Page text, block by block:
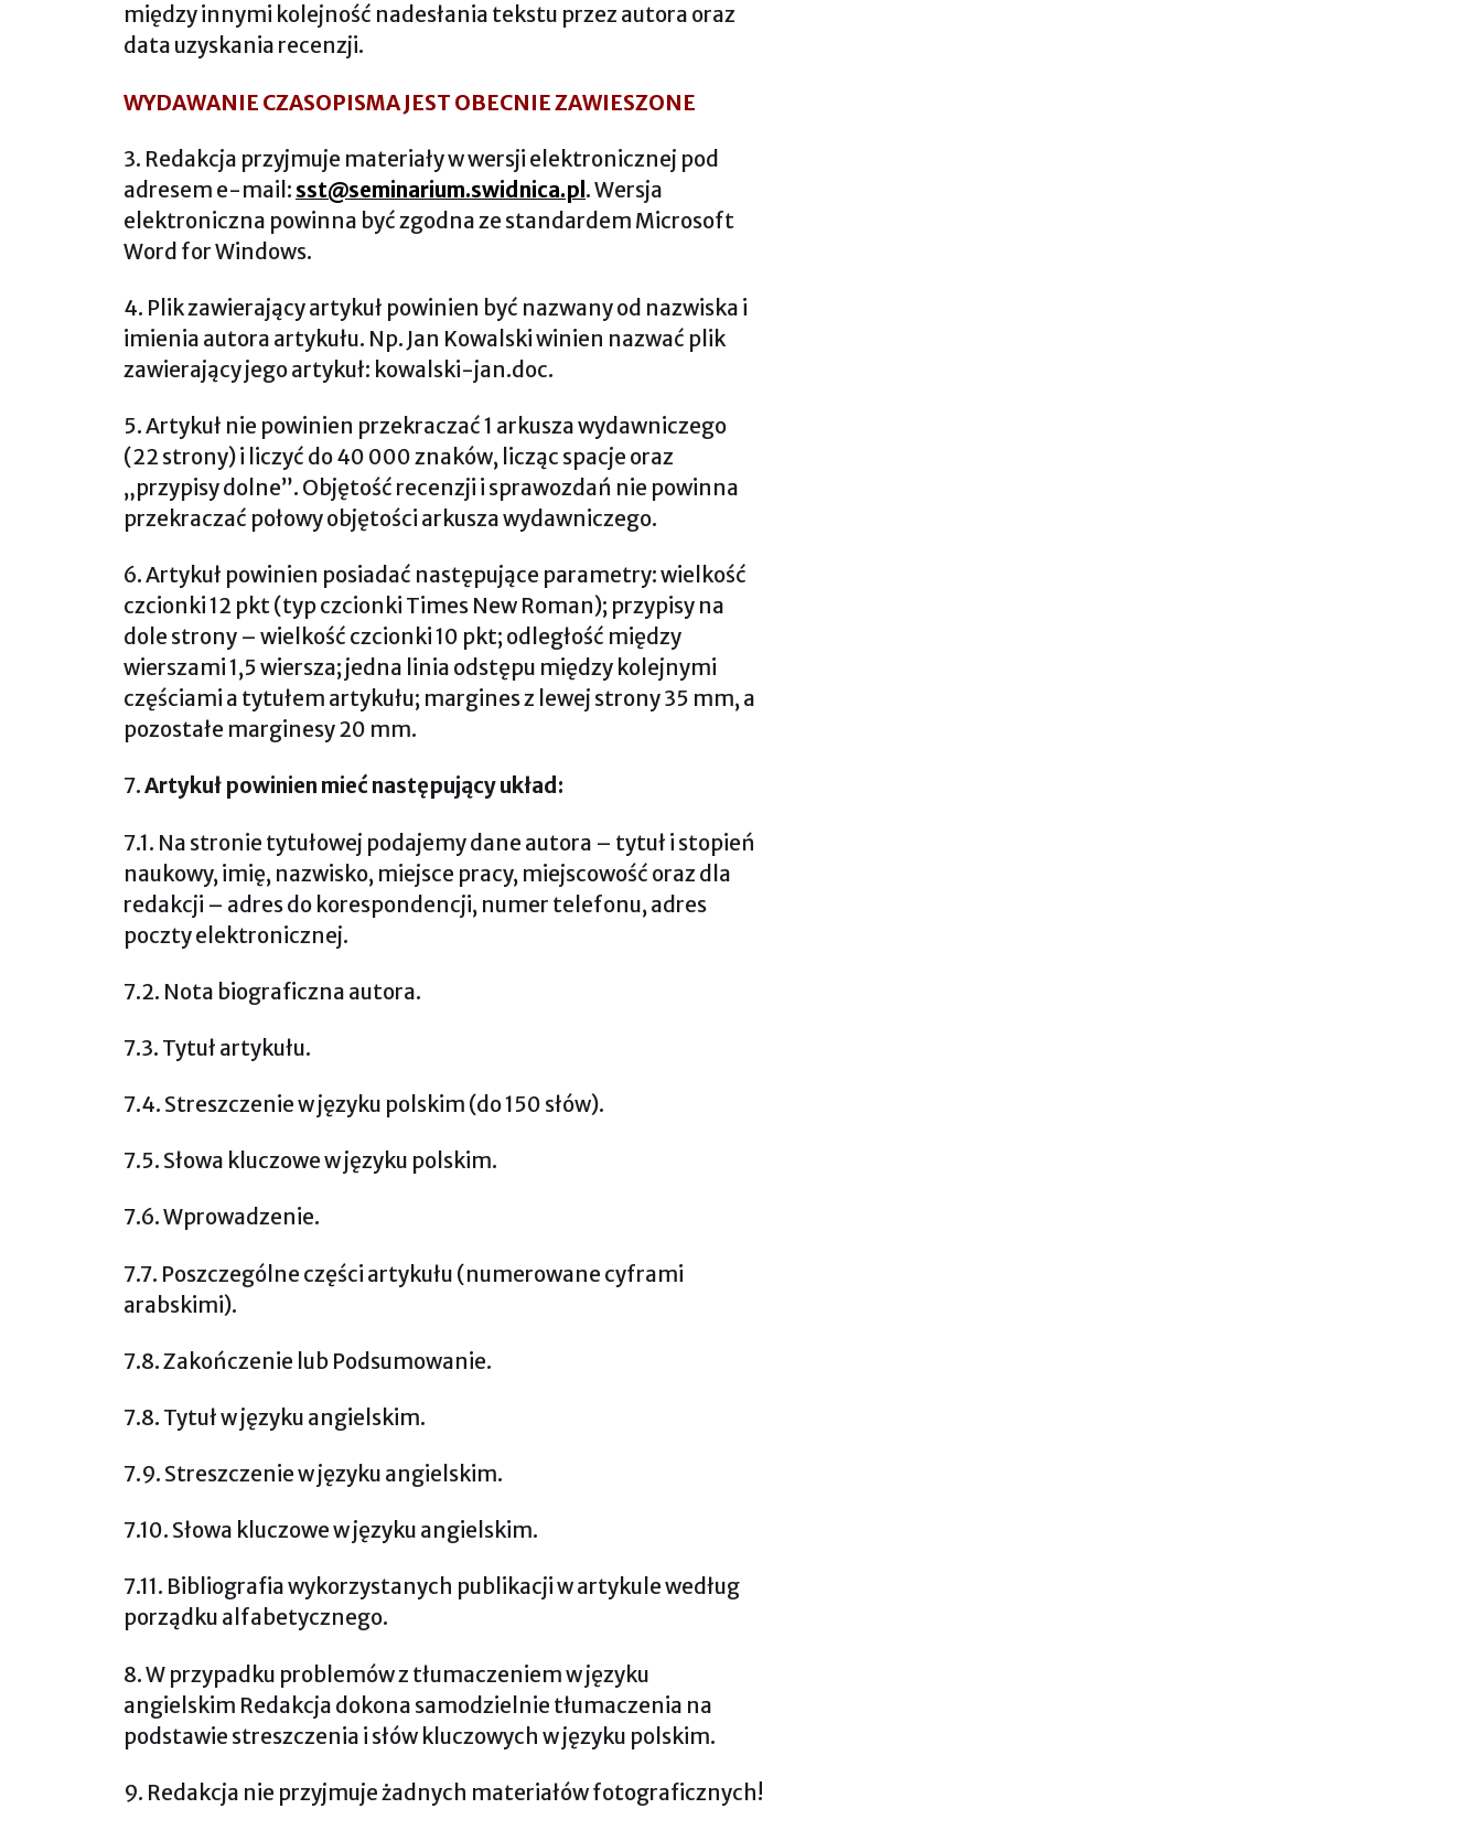
między innymi kolejność nadesłania tekstu przez autora oraz
data uzyskania recenzji.
WYDAWANIE CZASOPISMA JEST OBECNIE ZAWIESZONE
3. Redakcja przyjmuje materiały w wersji elektronicznej pod
adresem e-mail: sst@seminarium.swidnica.pl . Wersja
elektroniczna powinna być zgodna ze standardem Microsoft
Word for Windows.
4. Plik zawierający artykuł powinien być nazwany od nazwiska i
imienia autora artykułu. Np. Jan Kowalski winien nazwać plik
zawierający jego artykuł: kowalski-jan.doc.
5. Artykuł nie powinien przekraczać 1 arkusza wydawniczego
(22 strony) i liczyć do 40 000 znaków, licząc spacje oraz
„przypisy dolne”. Objętość recenzji i sprawozdań nie powinna
przekraczać połowy objętości arkusza wydawniczego.
6. Artykuł powinien posiadać następujące parametry: wielkość
czcionki 12 pkt (typ czcionki Times New Roman); przypisy na
dole strony – wielkość czcionki 10 pkt; odległość między
wierszami 1,5 wiersza; jedna linia odstępu między kolejnymi
częściami a tytułem artykułu; margines z lewej strony 35 mm, a
pozostałe marginesy 20 mm.
7.Artykuł powinien mieć następujący układ:
7.1. Na stronie tytułowej podajemy dane autora – tytuł i stopień
naukowy, imię, nazwisko, miejsce pracy, miejscowość oraz dla
redakcji – adres do korespondencji, numer telefonu, adres
poczty elektronicznej.
7.2. Nota biograficzna autora.
7.3. Tytuł artykułu.
7.4. Streszczenie w języku polskim (do 150 słów).
7.5. Słowa kluczowe w języku polskim.
7.6. Wprowadzenie.
7.7. Poszczególne części artykułu (numerowane cyframi
arabskimi).
7.8. Zakończenie lub Podsumowanie.
7.8. Tytuł w języku angielskim.
7.9. Streszczenie w języku angielskim.
7.10. Słowa kluczowe w języku angielskim.
7.11. Bibliografia wykorzystanych publikacji w artykule według
porządku alfabetycznego.
8. W przypadku problemów z tłumaczeniem w języku
angielskim Redakcja dokona samodzielnie tłumaczenia na
podstawie streszczenia i słów kluczowych w języku polskim.
9. Redakcja nie przyjmuje żadnych materiałów fotograficznych!